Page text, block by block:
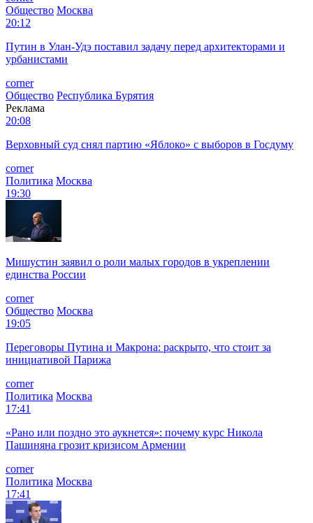
Общество Москва
20:12
Путин в Улан-Удэ поставил задачу перед архитекторами и
урбанистами
corner
Общество Республика Бурятия
Реклама
20:08
Верховный суд снял партию «Яблоко» с выборов в Госдуму
corner
Политика Москва
19:30
Мишустин заявил о роли малых городов в укреплении
единства России
corner
Общество Москва
19:05
Переговоры Путина и Макрона: раскрыто, что стоит за
инициативой Парижа
corner
Политика Москва
17:41
«Рано или поздно это аукнется»: почему курс Никола
Пашиняна грозит кризисом Армении
corner
Политика Москва
17:41